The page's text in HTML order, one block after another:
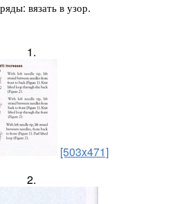
вязать в узор.
1.
[503x471]
2.